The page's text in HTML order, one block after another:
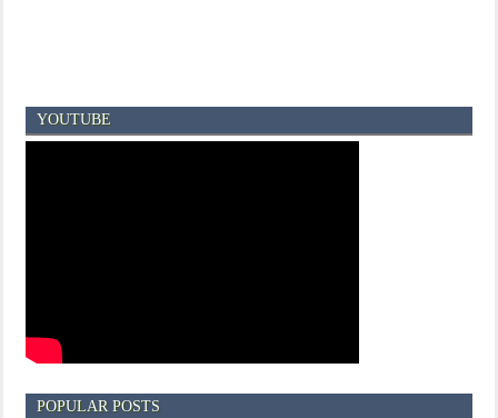
YOUTUBE
POPULAR POSTS